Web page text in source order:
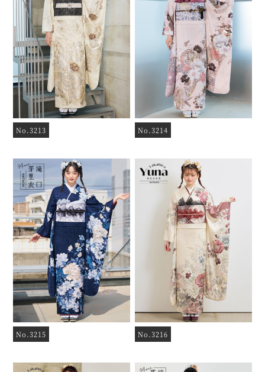
No.3213 No.3214
No.3215 No.3216